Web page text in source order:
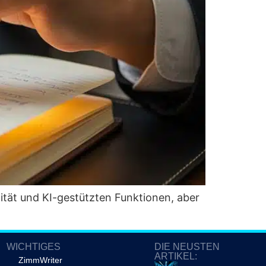
und KI-gestütz­ten Funk­tio­nen, aber
WICHTIGES
ZimmWriter
DIE NEUSTEN
ARTIKEL: